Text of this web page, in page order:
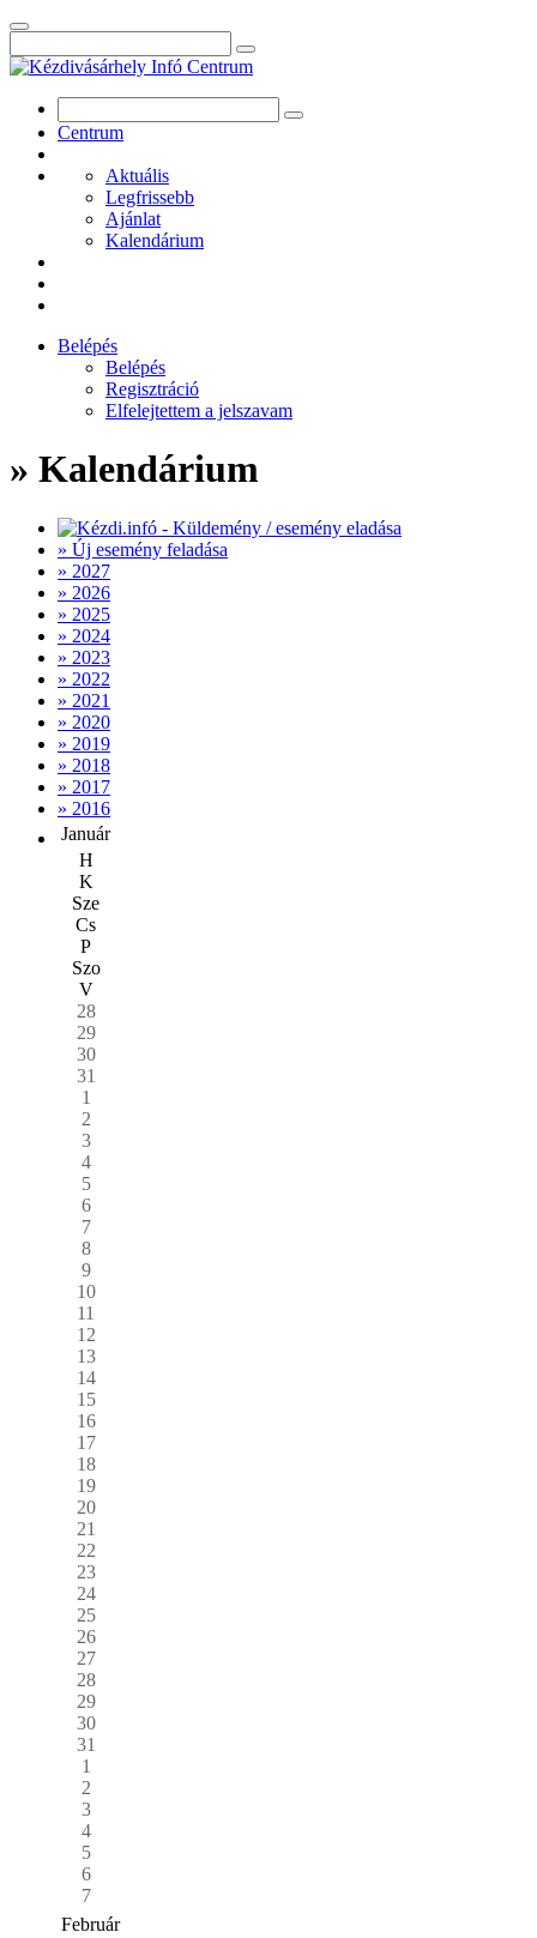
Centrum
Aktuális
Legfrissebb
Ajánlat
Kalendárium
Belépés
Belépés
Regisztráció
Elfelejtettem a jelszavam
» Kalendárium
» Új esemény feladása
» 2027
» 2026
» 2025
» 2024
» 2023
» 2022
» 2021
» 2020
» 2019
» 2018
» 2017
» 2016
Január
H
K
Sze
Cs
P
Szo
V
28
29
30
31
1
2
3
4
5
6
7
8
9
10
11
12
13
14
15
16
17
18
19
20
21
22
23
24
25
26
27
28
29
30
31
1
2
3
4
5
6
7
Február